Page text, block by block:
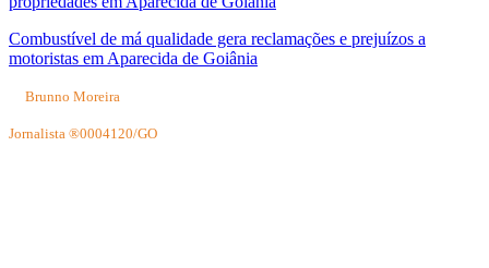
Combustível de má qualidade gera reclamações e prejuízos a
motoristas em Aparecida de Goiânia
Brunno Moreira
Jornalista ®0004120/GO